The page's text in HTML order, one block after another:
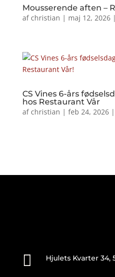
Mousserende aften –
afchristian | maj 12, 2026|
CS Vines 6-års
hos Restaurant Vår
afchristian | feb 24, 2026|
 Hjulets Kvarter 34,